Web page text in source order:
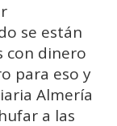
se están
con dinero
para eso y
Almería
a las